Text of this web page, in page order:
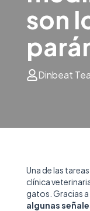
son
Dinbeat
Una de las
clínica
gatos. Gracias
algunas